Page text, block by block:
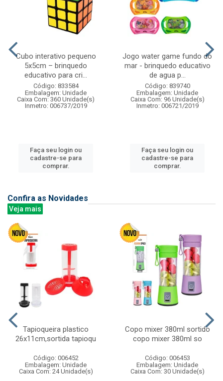
Cubo interativo pequeno
5x5cm – brinquedo
educativo para cri...
Código: 833584
Embalagem: Unidade
Caixa Com: 360 Unidade(s)
Inmetro: 006737/2019
Faça seu login ou
cadastre-se para
comprar.
Jogo water game fundo do
mar - brinquedo educativo
de agua p...
Código: 839740
Embalagem: Unidade
Caixa Com: 96 Unidade(s)
Inmetro: 006721/2019
Faça seu login ou
cadastre-se para
comprar.
Confira as Novidades
Veja mais
Tapioqueira plastico
26x11cm,sortida tapioqu
Código: 006452
Embalagem: Unidade
Caixa Com: 24 Unidade(s)
Copo mixer 380ml sortido
copo mixer 380ml so
Código: 006453
Embalagem: Unidade
Caixa Com: 30 Unidade(s)